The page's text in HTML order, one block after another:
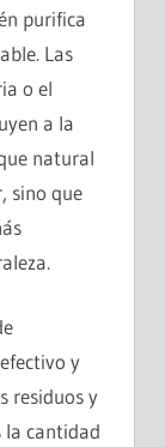
purifica
Las
o el
a la
natural
sino que
y
residuos y
la cantidad